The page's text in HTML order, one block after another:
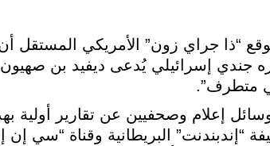
“ذا جراي زون” الأمريكي المستقل
جندي إسرائيلي يُدعى ديفيد بن
إعلام وصحفيين عن تقارير أولية
“إندبندنت” البريطانية وقناة “سي إن